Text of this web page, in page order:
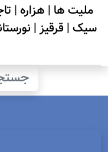
ملیت ها | هزاره|
سیک| قرقیز|